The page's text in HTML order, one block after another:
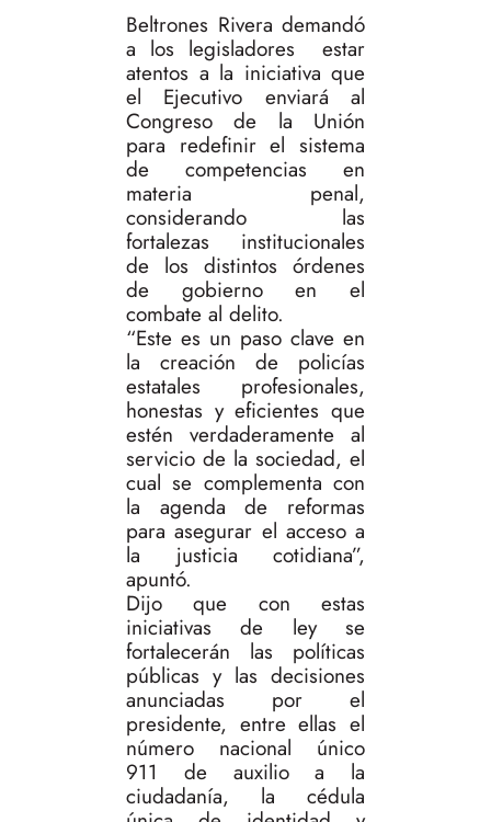
Beltrones Rivera demandó
a los legisladores estar
atentos a la iniciativa que
el Ejecutivo enviará al
Congreso de la Unión
para redefinir el sistema
de competencias en
materia penal,
considerando las
fortalezas institucionales
de los distintos órdenes
de gobierno en el
combate al delito.
“Este es un paso clave en
la creación de policías
estatales profesionales,
honestas y eficientes que
estén verdaderamente al
servicio de la sociedad, el
cual se complementa con
la agenda de reformas
para asegurar el acceso a
la justicia cotidiana”,
apuntó.
Dijo que con estas
iniciativas de ley se
fortalecerán las políticas
públicas y las decisiones
anunciadas por el
presidente, entre ellas el
número nacional único
911 de auxilio a la
ciudadanía, la cédula